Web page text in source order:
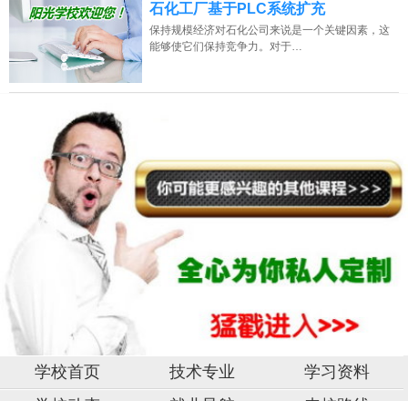
石化工厂基于PLC系统扩充
保持规模经济对石化公司来说是一个关键因素，这
能够使它们保持竞争力。对于…
学校首页 技术专业
学习资料